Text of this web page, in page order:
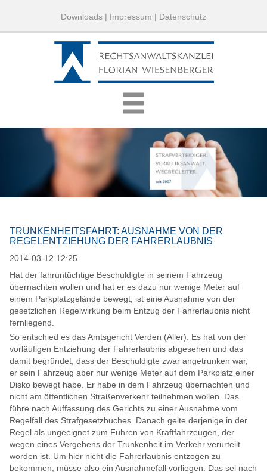
Downloads | Impressum | Datenschutz
TRUNKENHEITSFAHRT: AUSNAHME VON DER
REGELENTZIEHUNG DER FAHRERLAUBNIS
2014-03-12 12:25
Hat der fahruntüchtige Beschuldigte in seinem Fahrzeug
übernachten wollen und hat er es dazu nur wenige Meter auf
einem Parkplatzgelände bewegt, ist eine Ausnahme von der
gesetzlichen Regelwirkung beim Entzug der Fahrerlaubnis nicht
fernliegend.
So entschied es das Amtsgericht Verden (Aller). Es hat von der
vorläufigen Entziehung der Fahrerlaubnis abgesehen und das
damit begründet, dass der Beschuldigte zwar angetrunken war,
er sein Fahrzeug aber nur wenige Meter auf dem Parkplatz einer
Disko bewegt habe. Er habe in dem Fahrzeug übernachten und
nicht am öffentlichen Straßenverkehr teilnehmen wollen. Das
führe nach Auffassung des Gerichts zu einer Ausnahme vom
Regelfall des Strafgesetzbuches. Danach gelte derjenige in der
Regel als ungeeignet zum Führen von Kraftfahrzeugen, der
wegen eines Vergehens der Trunkenheit im Verkehr verurteilt
worden ist. Um hier nicht die Fahrerlaubnis entzogen zu
bekommen, müsse also ein Ausnahmefall vorliegen. Das sei nach